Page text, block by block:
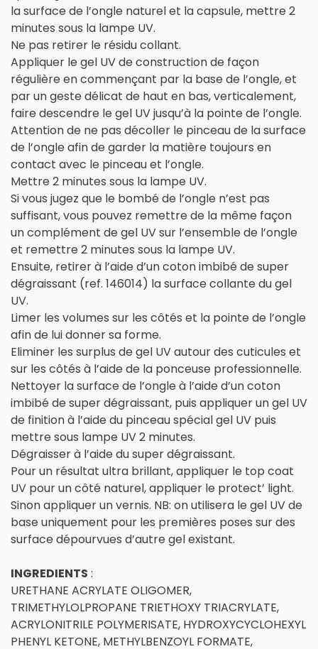
la surface de l’ongle naturel et la capsule, mettre 2
minutes sous la lampe UV.
Ne pas retirer le résidu collant.
Appliquer le gel UV de construction de façon
régulière en commençant par la base de l’ongle, et
par un geste délicat de haut en bas, verticalement,
faire descendre le gel UV jusqu’à la pointe de l’ongle.
Attention de ne pas décoller le pinceau de la surface
de l’ongle afin de garder la matière toujours en
contact avec le pinceau et l’ongle.
Mettre 2 minutes sous la lampe UV.
Si vous jugez que le bombé de l’ongle n’est pas
suffisant, vous pouvez remettre de la même façon
un complément de gel UV sur l’ensemble de l’ongle
et remettre 2 minutes sous la lampe UV.
Ensuite, retirer à l’aide d’un coton imbibé de super
dégraissant (ref. 146014) la surface collante du gel
UV.
Limer les volumes sur les côtés et la pointe de l’ongle
afin de lui donner sa forme.
Eliminer les surplus de gel UV autour des cuticules et
sur les côtés à l’aide de la ponceuse professionnelle.
Nettoyer la surface de l’ongle à l’aide d’un coton
imbibé de super dégraissant, puis appliquer un gel UV
de finition à l’aide du pinceau spécial gel UV puis
mettre sous lampe UV 2 minutes.
Dégraisser à l’aide du super dégraissant.
Pour un résultat ultra brillant, appliquer le top coat
UV pour un côté naturel, appliquer le protect’ light.
Sinon appliquer un vernis. NB: on utilisera le gel UV de
base uniquement pour les premières poses sur des
surface dépourvues d’autre gel existant.
INGREDIENTS :
URETHANE ACRYLATE OLIGOMER,
TRIMETHYLOLPROPANE TRIETHOXY TRIACRYLATE,
ACRYLONITRILE POLYMERISATE, HYDROXYCYCLOHEXYL
PHENYL KETONE, METHYLBENZOYL FORMATE,